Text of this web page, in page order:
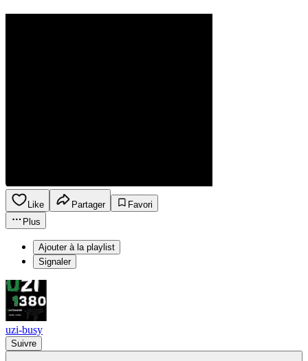
Like Partager
Favori
Plus
Ajouter à la playlist
Signaler
uzi-busy
Suivre